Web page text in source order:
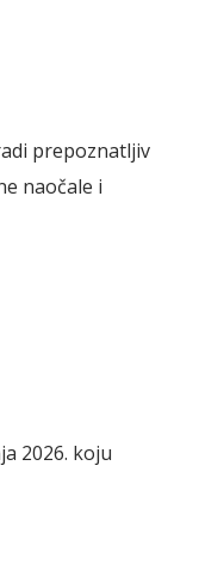
prepoznatljiv
naočale i
2026. koju